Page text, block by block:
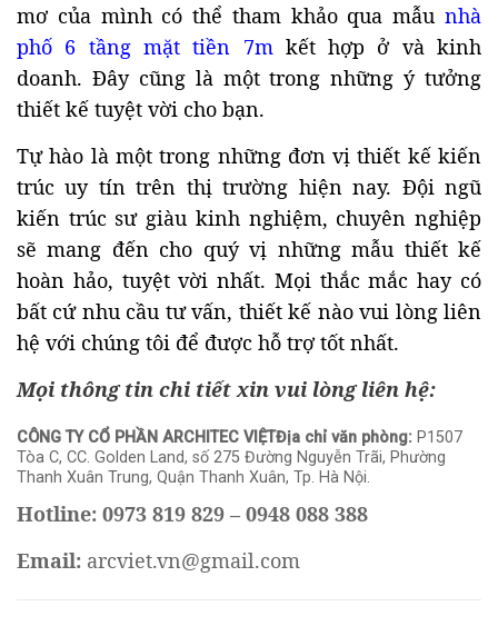
mơ của mình có thể tham khảo qua mẫu nhà
phố 6 tầng mặt tiền 7mkết hợp ở và kinh
doanh. Đây cũng là một trong những ý tưởng
thiết kế tuyệt vời cho bạn.
Tự hào là một trong những đơn vị thiết kế kiến
trúc uy tín trên thị trường hiện nay. Đội ngũ
kiến trúc sư giàu kinh nghiệm, chuyên nghiệp
sẽ mang đến cho quý vị những mẫu thiết kế
hoàn hảo, tuyệt vời nhất. Mọi thắc mắc hay có
bất cứ nhu cầu tư vấn, thiết kế nào vui lòng liên
hệ với chúng tôi để được hỗ trợ tốt nhất.
Mọi thông tin chi tiết xin vui lòng liên hệ:
CÔNG TY CỔ PHẦN ARCHITEC VIỆTĐịa chỉ văn phòng: P1507
Tòa C, CC. Golden Land, số 275 Đường Nguyễn Trãi, Phường
Thanh Xuân Trung, Quận Thanh Xuân, Tp. Hà Nội.
Hotline: 0973 819 829 – 0948 088 388
Email: arcviet.vn@gmail.com